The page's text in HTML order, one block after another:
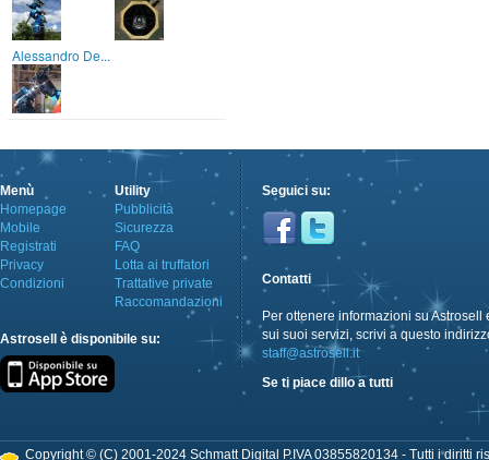
Alessandro De...
Menù
Homepage
Mobile
Registrati
Privacy
Condizioni
Utility
Pubblicità
Sicurezza
FAQ
Lotta ai truffatori
Trattative private
Raccomandazioni
Astrosell è disponibile su:
Seguici su:
Contatti
Per ottenere informazioni su Astrosell
sui suoi servizi, scrivi a questo
staff@astrosell.it
Se ti piace dillo a tutti
Copyright © (C) 2001-2024 Schmatt Digital P.IVA 03855820134 - Tutti i diritti